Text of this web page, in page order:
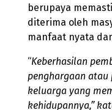
berupaya
diterima oleh
manfaat nyata
“Keberhasilan
penghargaan
keluarga yang
kehidupannya,”